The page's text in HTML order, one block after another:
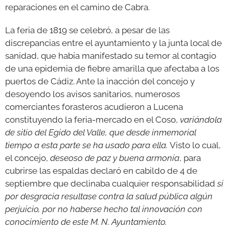
reparaciones en el camino de Cabra.
La feria de 1819 se celebró, a pesar de las
discrepancias entre el ayuntamiento y la junta local de
sanidad, que había manifestado su temor al contagio
de una epidemia de fiebre amarilla que afectaba a los
puertos de Cádiz. Ante la inacción del concejo y
desoyendo los avisos sanitarios, numerosos
comerciantes forasteros acudieron a Lucena
constituyendo la feria-mercado en el Coso, variándola
de sitio del Egido del Valle, que desde inmemorial
tiempo a esta parte se ha usado para ella. Visto lo cual,
el concejo, deseoso de paz y buena armonía, para
cubrirse las espaldas declaró en cabildo de 4 de
septiembre que declinaba cualquier responsabilidad si
por desgracia resultase contra la salud pública algún
perjuicio, por no haberse hecho tal innovación con
conocimiento de este M. N. Ayuntamiento.